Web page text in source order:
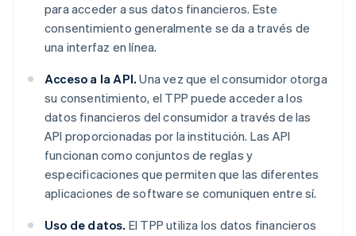
para acceder a sus datos financieros. Este
consentimiento generalmente se da a través de
una interfaz en línea.
Acceso a la API. Una vez que el consumidor otorga
su consentimiento, el TPP puede acceder a los
datos financieros del consumidor a través de las
API proporcionadas por la institución. Las API
funcionan como conjuntos de reglas y
especificaciones que permiten que las diferentes
aplicaciones de software se comuniquen entre sí.
Uso de datos. El TPP utiliza los datos financieros